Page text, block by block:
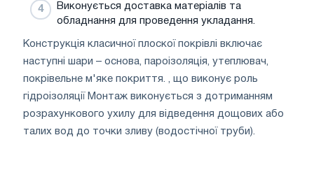
Виконується доставка матеріалів та
обладнання для проведення укладання.
Конструкція класичної плоскої покрівлі включає
наступні шари – основа, пароізоляція, утеплювач,
покрівельне м'яке покриття. , що виконує роль
гідроізоляції Монтаж виконується з дотриманням
розрахункового ухилу для відведення дощових або
талих вод до точки зливу (водостічної труби).